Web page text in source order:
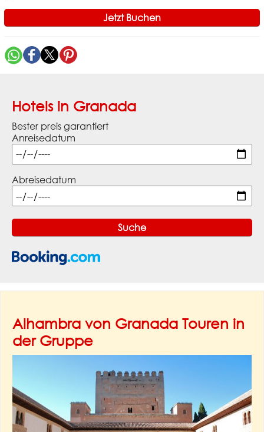
Jetzt Buchen
Hotels in Granada
Bester preis garantiert
Anreisedatum
Abreisedatum
Alhambra von Granada Touren in
der Gruppe